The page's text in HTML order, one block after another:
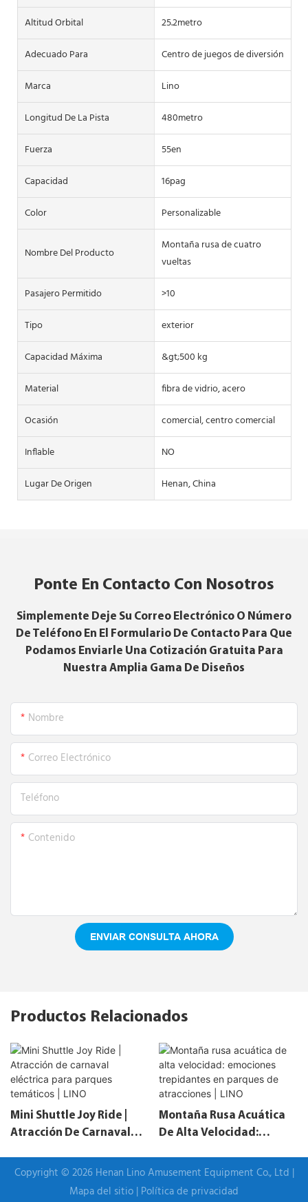
Altitud Orbital
25.2metro
Adecuado Para
Centro de juegos de diversión
Marca
Lino
Longitud De La Pista
480metro
Fuerza
55en
Capacidad
16pag
Color
Personalizable
Nombre Del Producto
Montaña rusa de cuatro
vueltas
Pasajero Permitido
>10
Tipo
exterior
Capacidad Máxima
&gt;500 kg
Material
fibra de vidrio, acero
Ocasión
comercial, centro comercial
Inflable
NO
Lugar De Origen
Henan, China
Ponte En Contacto Con Nosotros
Simplemente Deje Su Correo Electrónico O Número
De Teléfono En El Formulario De Contacto Para Que
Podamos Enviarle Una Cotización Gratuita Para
Nuestra Amplia Gama De Diseños
Nombre
Correo Electrónico
Teléfono
Contenido
ENVIAR CONSULTA AHORA
Productos Relacionados
Mini Shuttle Joy Ride |
Atracción De Carnaval
Temáticos | LINO
Montaña Rusa Acuática
De Alta Velocidad:
En Parques De
Atracciones | LINO
Copyright © 2026 Henan Lino Amusement Equipment Co., Ltd |
Mapa del sitio | Política de privacidad